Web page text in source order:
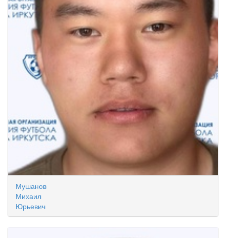
Мушанов
Михаил
Юрьевич